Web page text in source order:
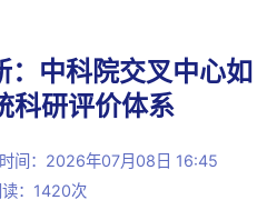
：中科院交叉中心如
科研评价体系
间：2026年07月08日 16:45
读：1420次